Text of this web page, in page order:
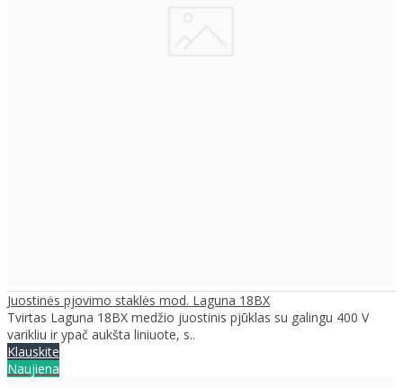
Juostinės pjovimo staklės mod. Laguna 18BX
Tvirtas Laguna 18BX medžio juostinis pjūklas su galingu 400 V
varikliu ir ypač aukšta liniuote, s..
Klauskite
Naujiena